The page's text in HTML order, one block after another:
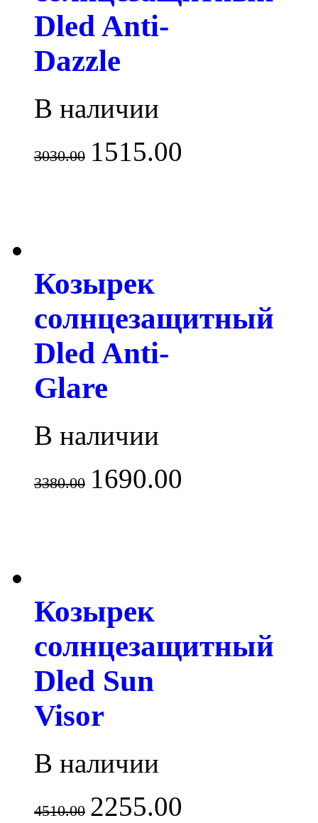
Dled Anti-
Dazzle
В наличии
3030.00 1515.00
Козырек
солнцезащитный
Dled Anti-
Glare
В наличии
3380.00 1690.00
Козырек
солнцезащитный
Dled Sun
Visor
В наличии
4510.00 2255.00